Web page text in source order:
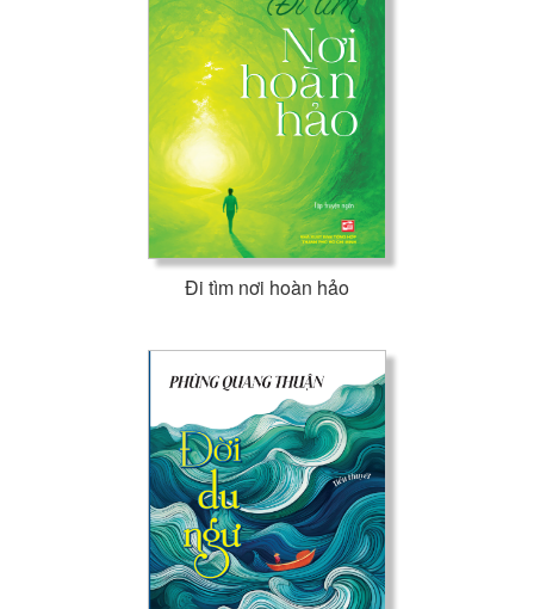
Đi tìm nơi hoàn hảo